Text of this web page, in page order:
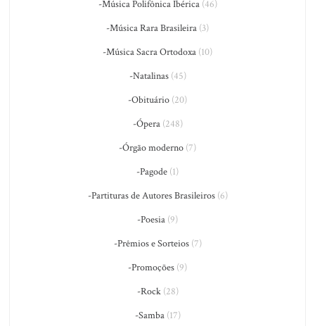
-Música Polifônica Ibérica(46)
-Música Rara Brasileira (3)
-Música Sacra Ortodoxa (10)
-Natalinas(45)
-Obituário (20)
-Ópera(248)
-Órgão moderno (7)
-Pagode (1)
-Partituras de Autores Brasileiros(6)
-Poesia (9)
-Prêmios e Sorteios(7)
-Promoções (9)
-Rock(28)
-Samba(17)